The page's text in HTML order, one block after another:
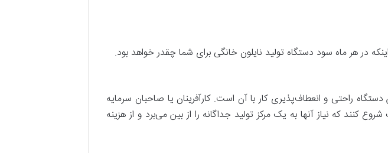
در هر ماه سود دستگاه تولید نایلون خانگی برای شما چقدر خواهد بود.
دستگاه راحتی و انعطاف‌پذیری کار با آن است. کارآفرینان یا صاحبان سرمایه
کنند که نیاز آنها به یک مرکز تولید جداگانه را از بین می‌برد و از هزینه‌